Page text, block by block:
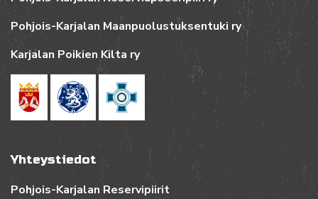
Pohjois-Karjalan Maanpuolustuksentuki ry
Karjalan Poikien Kilta ry
Yhteystiedot
Pohjois-Karjalan Reservipiirit